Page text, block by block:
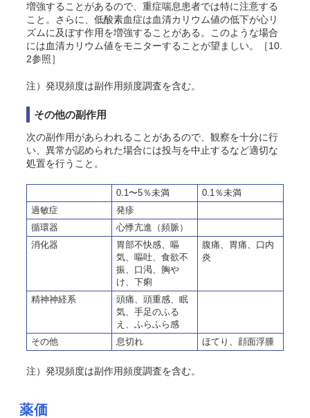
増強することがあるので、重症喘息患者では特に注意する
こと。さらに、低酸素血症は血清カリウム値の低下が心リ
ズムに及ぼす作用を増強することがある。このような場合
には血清カリウム値をモニターすることが望ましい。［10.
2参照］
注）発現頻度は副作用頻度調査を含む。
その他の副作用
次の副作用があらわれることがあるので、観察を十分に行
い、異常が認められた場合には投与を中止するなど適切な
処置を行うこと。
0.1〜5％未満
0.1％未満
過敏症
発疹
循環器
心悸亢進（頻脈）
消化器
胃部不快感、嘔
気、嘔吐、食欲不
振、口渇、胸や
け、下痢
腹痛、胃痛、口内
炎
精神神経系
頭痛、頭重感、眠
気、手足のふる
え、ふらふら感
その他
息切れ ほてり、顔面浮腫
注）発現頻度は副作用頻度調査を含む。
薬価